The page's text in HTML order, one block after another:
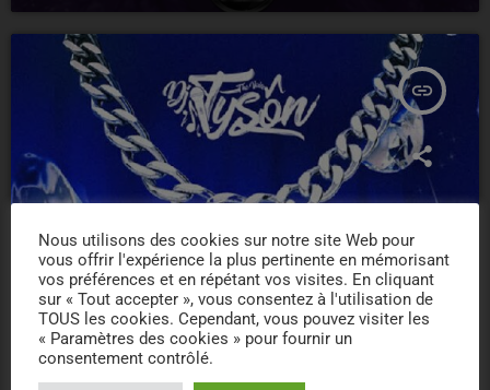
insert_link
Nous utilisons des cookies sur notre site Web pour
vous offrir l'expérience la plus pertinente en mémorisant
vos préférences et en répétant vos visites. En cliquant
sur « Tout accepter », vous consentez à l'utilisation de
TOUS les cookies. Cependant, vous pouvez visiter les
« Paramètres des cookies » pour fournir un
consentement contrôlé.